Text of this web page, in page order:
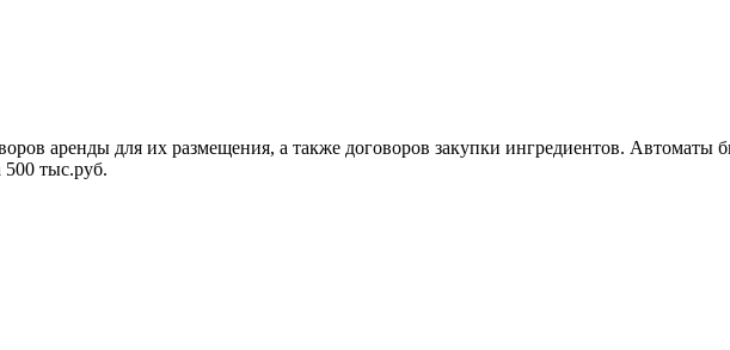
аренды для их размещения, а также договоров закупки ингредиентов.
500 тыс.руб.